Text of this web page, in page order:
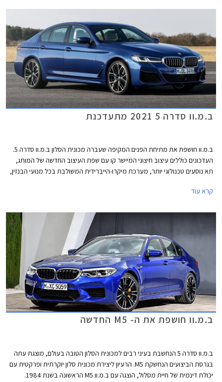
ב.מ.וו סדרה 5 2021 מתעדכנת
ב.מ.וו חושפת את מתיחת הפנים המקיפה שעברה מכונית הסלון ב.מ.וו סדרה 5.
העדכונים כוללים עיצוב חיצוני המיישר קו עם שפת העיצוב החדשה של המותג,
תא נוסעים טכנולוגי יותר, מערכת מיקרו-הייברידית המשולבת בכל מנועי הבנזין,
קרא עוד
ב.מ.וו חושפת את ה- M5 החדשה
ב.מ.וו סדרה 5 הנחשבת בעיני רבים למכונית הסלון הטובה בעולם, מוצגת עתה
בגרסת הביצועים הנחשקת M5. הרעיון ליצירת מכונית סלון יוקרתית ופרקטית עם
יכולת דינמית של חיית מסלול, הוצגה עם ב.מ.וו M5 הראשונה בשנת 1984.